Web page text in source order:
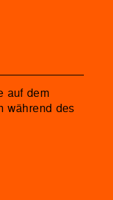
auf dem
während des